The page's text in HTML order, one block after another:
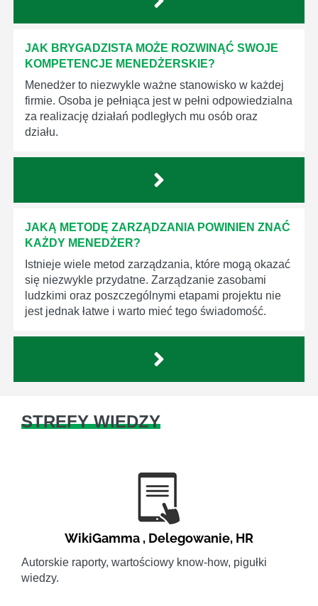
JAK BRYGADZISTA MOŻE ROZWINĄĆ SWOJE
KOMPETENCJE MENEDŻERSKIE?
Menedżer to niezwykle ważne stanowisko w każdej
firmie. Osoba je pełniąca jest w pełni odpowiedzialna
za realizację działań podległych mu osób oraz
działu.
JAKĄ METODĘ ZARZĄDZANIA POWINIEN ZNAĆ
KAŻDY MENEDŻER?
Istnieje wiele metod zarządzania, które mogą okazać
się niezwykle przydatne. Zarządzanie zasobami
ludzkimi oraz poszczególnymi etapami projektu nie
jest jednak łatwe i warto mieć tego świadomość.
STREFY WIEDZY
WikiGamma , Delegowanie, HR
Autorskie raporty, wartościowy know-how, pigułki
wiedzy.